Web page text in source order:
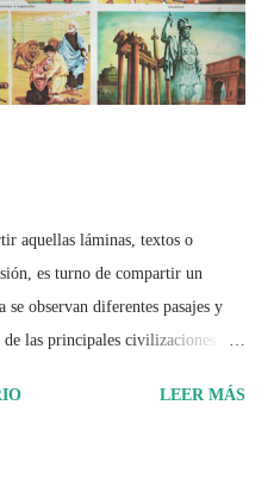
aquellas láminas, textos o
es turno de compartir un
observan diferentes pasajes y
las principales civilizaciones que
LEER MÁS